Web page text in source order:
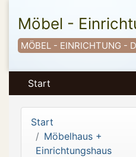
Möbel -
MÖBEL - EINRICHTUNG -
Start
Start
Möbelhaus +
Einrichtungshaus